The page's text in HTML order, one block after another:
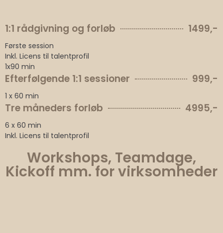
1:1 rådgivning og forløb 1499,-
Første session
Inkl. Licens til talentprofil
1x90 min
Efterfølgende 1:1 sessioner 999,-
1 x 60 min
Tre måneders forløb 4995,-
6 x 60 min
Inkl. Licens til talentprofil
Workshops, Teamdage,
Kickoff mm. for virksomheder